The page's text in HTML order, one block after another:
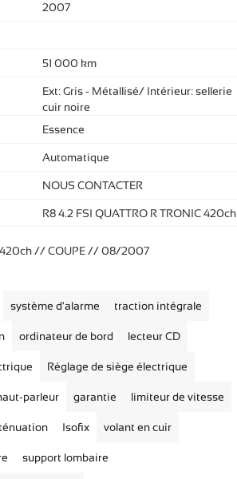
2007
51 000 km
Ext: Gris - Métallisé/ Intérieur: sellerie
cuir noire
Essence
Automatique
NOUS CONTACTER
R8 4.2 FSI QUATTRO R TRONIC 420ch
420ch // COUPE // 08/2007
système d'alarme traction intégrale
ordinateur de bord lecteur CD
Réglage de siège électrique
parleur garantie limiteur de vitesse
Isofix volant en cuir
support lombaire